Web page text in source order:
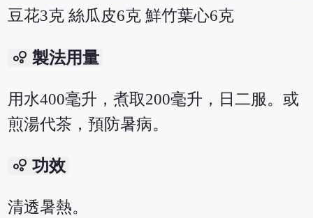
豆花3克 絲瓜皮6克 鮮竹葉心6克
bubble_chart 製法用量
用水400毫升，煮取200毫升，日二服。或
煎湯代茶，預防暑病。
bubble_chart 功效
清透暑熱。